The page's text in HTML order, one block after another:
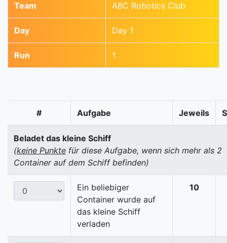
Team ABC Robotics Club
Day Day 1
Run 1
# Aufgabe Jeweils
Beladet das kleine Schiff
(keine Punkte für diese Aufgabe, wenn sich mehr als 2
Container auf dem Schiff befinden)
Ein beliebiger
Container wurde auf
das kleine Schiff
verladen
10